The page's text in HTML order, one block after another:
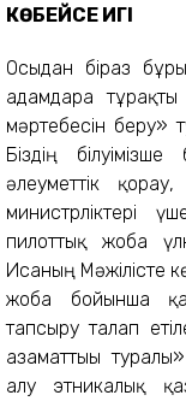
КӨБЕЙСЕ ИГІ
Осыдан біраз
адамдарға
мәртебесін беру»
Біздің
әлеуметтік
министрліктері
пилоттық жоба
Исаның Мәжілісте
жоба бойынша
тапсыру талап
азаматтығы
алу этникалық